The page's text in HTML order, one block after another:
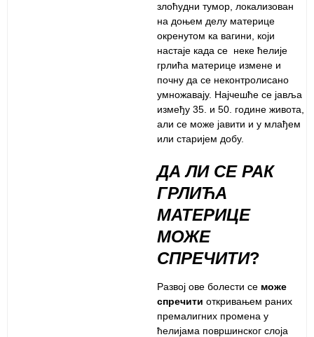
злоћудни тумор, локализован
на доњем делу материце
окренутом ка вагини, који
настаје када се неке ћелије
грлића материце измене и
почну да се неконтролисано
умножавају. Најчешће се јавља
између 35. и 50. године живота,
али се може јавити и у млађем
или старијем добу.
ДА ЛИ СЕ РАК
ГРЛИЋА
МАТЕРИЦЕ
МОЖЕ
СПРЕЧИТИ?
Развој ове болести се може
спречити откривањем раних
премалигних промена у
ћелијама површинског слоја